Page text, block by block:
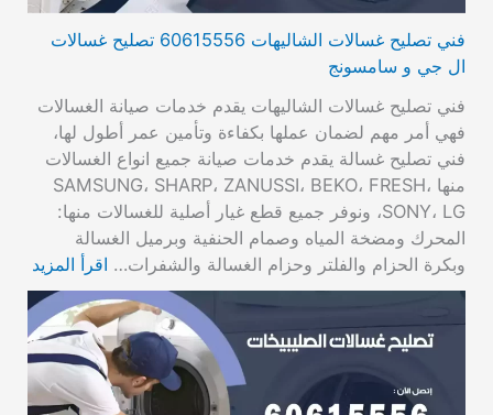
فني تصليح غسالات الشاليهات 60615556 تصليح غسالات
ال جي و سامسونج
فني تصليح غسالات الشاليهات يقدم خدمات صيانة الغسالات
فهي أمر مهم لضمان عملها بكفاءة وتأمين عمر أطول لها،
فني تصليح غسالة يقدم خدمات صيانة جميع انواع الغسالات
منها SAMSUNG، SHARP، ZANUSSI، BEKO، FRESH،
SONY، LG، ونوفر جميع قطع غيار أصلية للغسالات منها:
المحرك ومضخة المياه وصمام الحنفية وبرميل الغسالة
وبكرة الحزام والفلتر وحزام الغسالة والشفرات… اقرأ المزيد